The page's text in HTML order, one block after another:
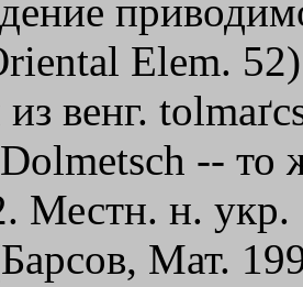
Еlеm.
венг.
--
Местн. н. укр.
Мат.